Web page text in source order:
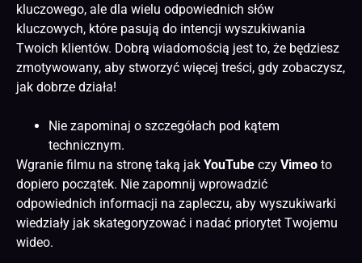
kluczowego, ale dla wielu odpowiednich słów
kluczowych, które pasują do intencji wyszukiwania
Twoich klientów. Dobrą wiadomością jest to, że będziesz
zmotywowany, aby stworzyć więcej treści, gdy zobaczysz,
jak dobrze działa!
Nie zapominaj o szczegółach pod kątem
technicznym.
Wgranie filmu na stronę taką jak YouTube czy Vimeo to
dopiero początek. Nie zapomnij wprowadzić
odpowiednich informacji na zapleczu, aby wyszukiwarki
wiedziały jak skategoryzować i nadać priorytet Twojemu
wideo.